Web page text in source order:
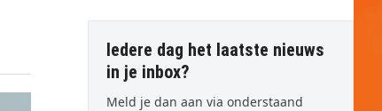
Iedere dag het laatste nieuws
in je inbox?
Meld je dan aan via onderstaand